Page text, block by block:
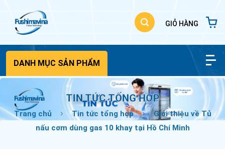
DANH MỤC SẢN PHẨM
TIN TỨC TỔNG HỢP
Trang chủ Tin tức tổng hợp
Giới thiệu về Tủ
nấu cơm dùng gas 10 khay tại Hồ Chí Minh